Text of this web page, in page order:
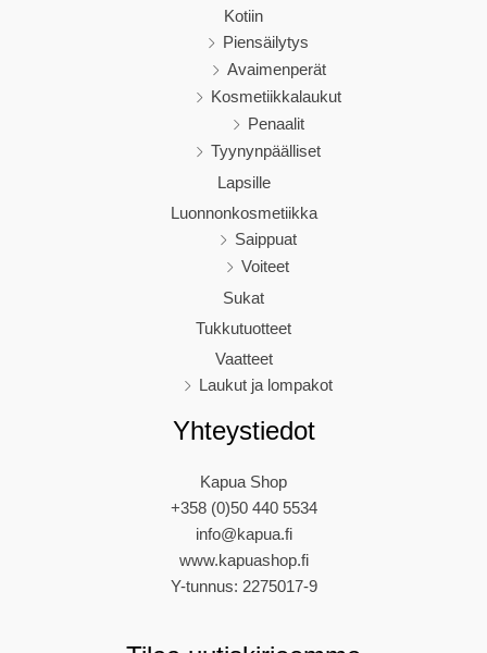
Kotiin
Piensäilytys
Avaimenperät
Kosmetiikkalaukut
Penaalit
Tyynynpäälliset
Lapsille
Luonnonkosmetiikka
Saippuat
Voiteet
Sukat
Tukkutuotteet
Vaatteet
Laukut ja lompakot
Yhteystiedot
Kapua Shop
+358 (0)50 440 5534
info@kapua.fi
www.kapuashop.fi
Y-tunnus: 2275017-9